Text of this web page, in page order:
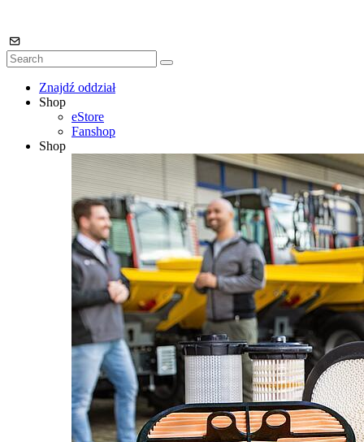
Znajdź oddział
Shop
eStore
Fanshop
Shop